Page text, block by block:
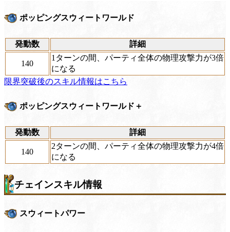
ポッピングスウィートワールド
発動数 詳細
140
1ターンの間、パーティ全体の物理攻撃力が3倍
になる
限界突破後のスキル情報はこちら
ポッピングスウィートワールド＋
発動数 詳細
140
2ターンの間、パーティ全体の物理攻撃力が4倍
になる
チェインスキル情報
スウィートパワー